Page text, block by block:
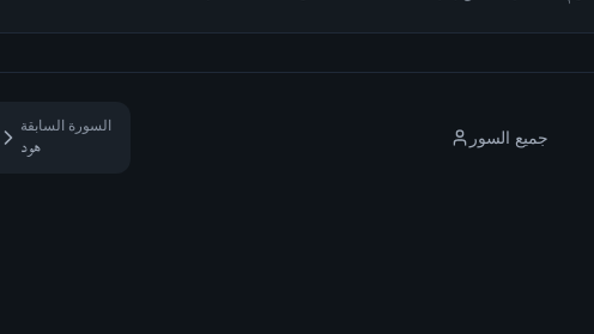
السورة السابقة
هود
جميع السور